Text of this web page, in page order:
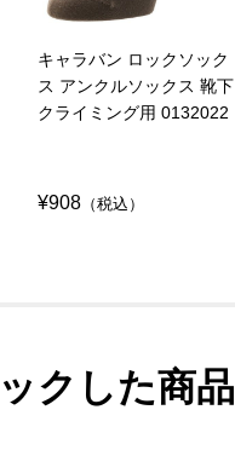
キャラバン ロックソック
ス アンクルソックス 靴下
クライミング用 0132022
¥908 （税込）
クした商品